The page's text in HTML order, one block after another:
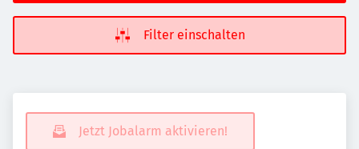
Filter einschalten
Jetzt Jobalarm aktivieren!